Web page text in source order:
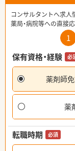
コンサルタントへ求人
薬局・病院等への直接
1
保有資格・経験
必
薬剤師
薬
転職時期 必須